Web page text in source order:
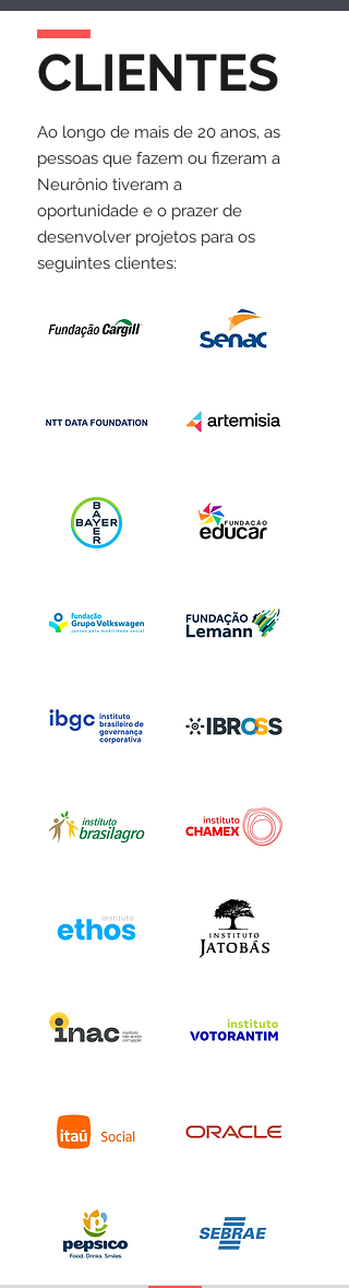
CLIENTES
Ao longo de mais de 20 anos, as
pessoas que fazem ou fizeram a
Neurônio tiveram a
oportunidade e o prazer de
desenvolver projetos para os
seguintes clientes: